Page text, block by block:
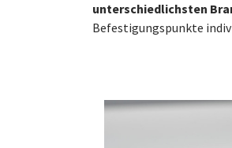
unterschiedlichsten
Befestigungspunkte